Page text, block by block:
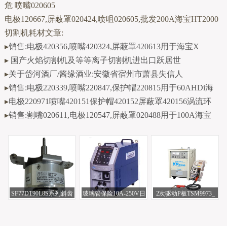
危 喷嘴020605
电极120667,屏蔽罩020424,喷咀020605,批发200A海宝HT2000
切割机耗材文章:
▸销售:电极420356,喷嘴420324,屏蔽罩420613用于海宝X
▸国产火焰切割机及等等离子切割机进出口跃居世
▸关于岱河酒厂/酱缘酒业:安徽省宿州市萧县失信人
▸销售:电极220339,喷嘴220847,保护帽220815用于60AHDi海
▸电极220971喷嘴420151保护帽420152屏蔽罩420156涡流环
▸销售:割嘴020611,电极120547,屏蔽罩020488用于100A海宝
SF77DT90L8S系列斜齿
玻璃管保险10A-250V日
2次驱动P板TSM9973_